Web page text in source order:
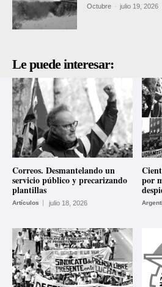
Octubre - julio 19, 2026
Le puede interesar:
Correos. Desmantelando un
servicio público y precarizando
plantillas
Artículos julio 18, 2026
por